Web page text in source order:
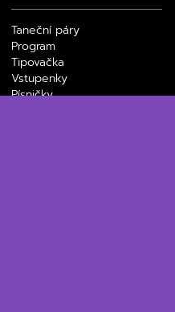
Taneční páry
Program
Tipovačka
Vstupenky
Písničky